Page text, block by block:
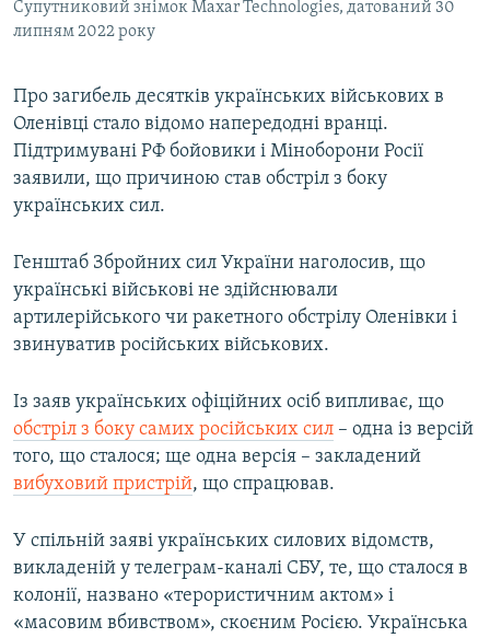
Супутниковий знімок Maxar Technologies, датований 30
липням 2022 року
Про загибель десятків українських військових в
Оленівці стало відомо напередодні вранці.
Підтримувані РФ бойовики і Міноборони Росії
заявили, що причиною став обстріл з боку
українських сил.
Генштаб Збройних сил України наголосив, що
українські військові не здійснювали
артилерійського чи ракетного обстрілу Оленівки і
звинуватив російських військових.
Із заяв українських офіційних осіб випливає, що
обстріл з боку самих російських сил – одна із версій
того, що сталося; ще одна версія – закладений
вибуховий пристрій, що спрацював.
У спільній заяві українських силових відомств,
викладеній у телеграм-каналі СБУ, те, що сталося в
колонії, названо «терористичним актом» і
«масовим вбивством», скоєним Росією. Українська